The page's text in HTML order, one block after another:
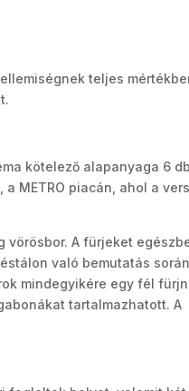
teljes
kötelező alapanyaga 6
METRO piacán, ahol a
vörösbor. A fürjeket
való bemutatás
mindegyikére egy fél
tartalmazhatott. A